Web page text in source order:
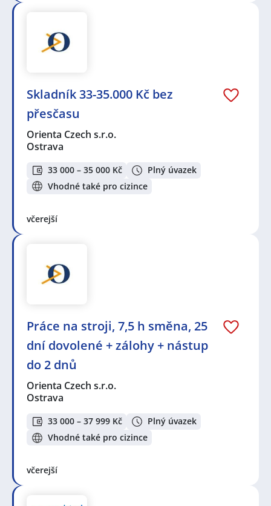
Skladník 33-35.000 Kč bez
přesčasu
Orienta Czech s.r.o.
Ostrava
33 000 – 35 000 Kč
Plný úvazek
Vhodné také pro cizince
včerejší
Práce na stroji, 7,5 h směna, 25
dní dovolené + zálohy + nástup
do 2 dnů
Orienta Czech s.r.o.
Ostrava
33 000 – 37 999 Kč
Plný úvazek
Vhodné také pro cizince
včerejší